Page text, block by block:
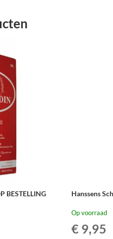
BESTELLING Hanssens
Op voorraad
€ 9,95